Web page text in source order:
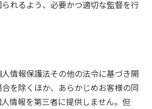
れるよう、必要かつ適切な監督を行
情報保護法その他の法令に基づき開
を除くほか、あらかじめお客様の同
情報を第三者に提供しません。但